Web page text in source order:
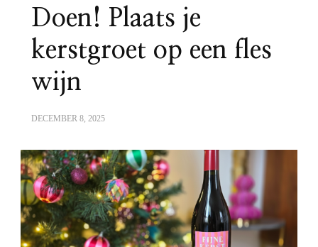
Doen! Plaats je
kerstgroet op een fles
wijn
DECEMBER 8, 2025